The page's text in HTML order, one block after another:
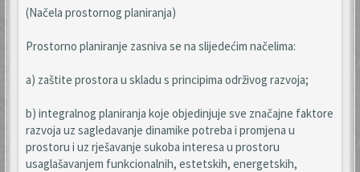
(Načela prostornog planiranja)
Prostorno planiranje zasniva se na slijedećim načelima:
a) zaštite prostora u skladu s principima održivog razvoja;
b) integralnog planiranja koje objedinjuje sve značajne faktore
razvoja uz sagledavanje dinamike potreba i promjena u
prostoru i uz rješavanje sukoba interesa u prostoru
usaglašavanjem funkcionalnih, estetskih, energetskih,